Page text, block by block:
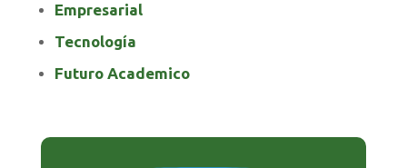
Empresarial
Tecnología
Futuro Academico